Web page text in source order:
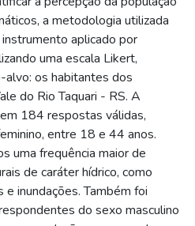
a metodologia utilizada
aplicado por
uma escala Likert,
alvo: os habitantes dos
do Rio Taquari - RS. A
184 respostas válidas,
entre 18 e 44 anos.
uma frequência maior de
de caráter hídrico, como
inundações. Também foi
do sexo masculino